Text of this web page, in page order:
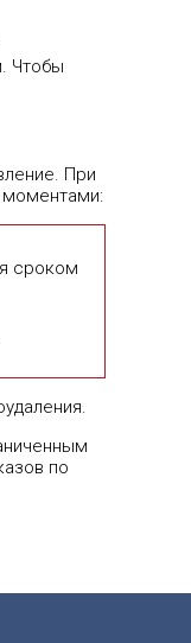
Чтобы
При
моментами:
сроком
по